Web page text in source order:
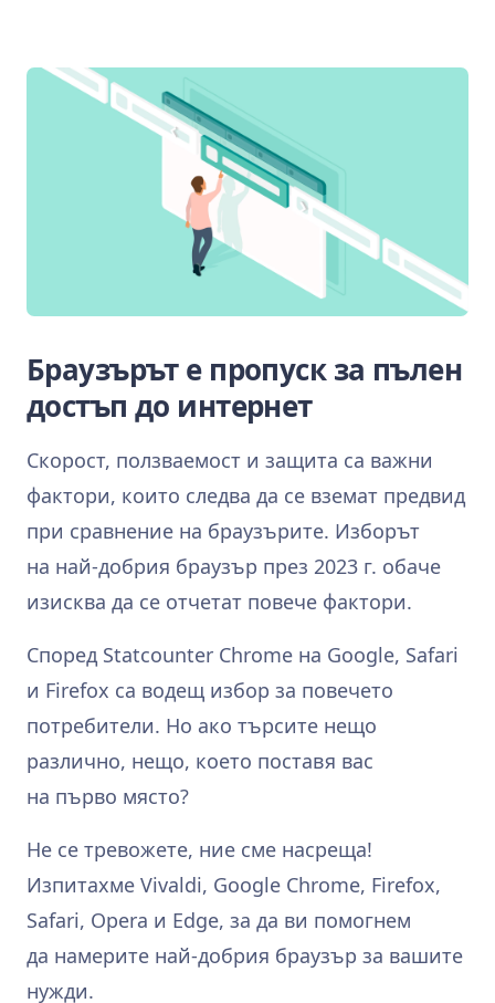
Браузърът е пропуск за пълен
достъп до интернет
Скорост, ползваемост и защита са важни
фактори, които следва да се вземат предвид
при сравнение на браузърите. Изборът
на най‑добрия браузър през 2023 г. обаче
изисква да се отчетат повече фактори.
Според Statcounter Chrome на Google, Safari
и Firefox са водещ избор за повечето
потребители. Но ако търсите нещо
различно, нещо, което поставя вас
на първо място?
Не се тревожете, ние сме насреща!
Изпитахме Vivaldi, Google Chrome, Firefox,
Safari, Opera и Edge, за да ви помогнем
да намерите най‑добрия браузър за вашите
нужди.